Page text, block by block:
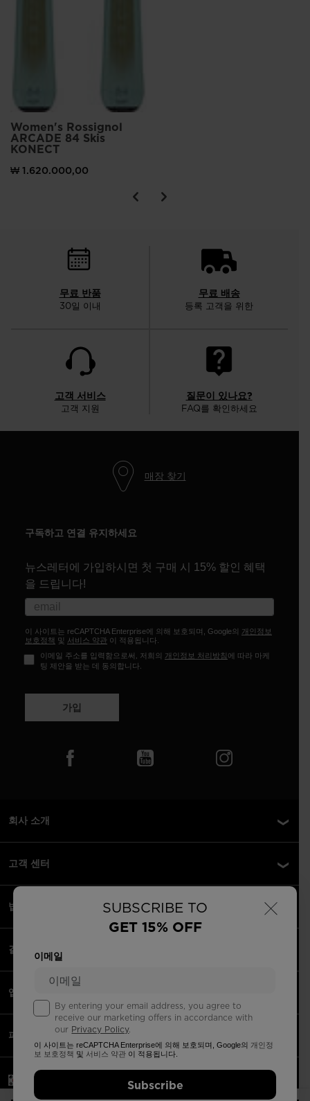
×
SUBSCRIBE TO
GET 15% OFF
이메일
By entering your email address, you agree to
receive our marketing offers in accordance with
our Privacy Policy.
이 사이트는 reCAPTCHA Enterprise에 의해 보호되며, Google의개인정
보 보호정책 및 서비스 약관 이 적용됩니다.
Subscribe
Women's Rossignol
ARCADE 84 Skis
KONECT
₩ 1.620.000,00
무료 반품
30일 이내
무료 배송
등록 고객을 위한
고객 서비스
고객 지원
질문이 있나요?
FAQ를 확인하세요
매장 찾기
구독하고 연결 유지하세요
뉴스레터에 가입하시면 첫 구매 시 15% 할인 혜택
을 드립니다!
이 사이트는 reCAPTCHA Enterprise에 의해 보호되며, Google의 개인정보
보호정책 및 서비스 약관 이 적용됩니다.
이메일 주소를 입력함으로써, 저희의 개인정보 처리방침에 따라 마케
팅 제안을 받는 데 동의합니다.
가입
회사 소개
고객 센터
법률 정보
결제 수단 안내
앱
파트너
대한민국 | 한국어